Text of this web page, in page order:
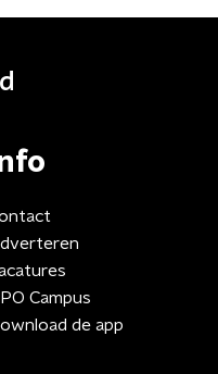
Campus
de app